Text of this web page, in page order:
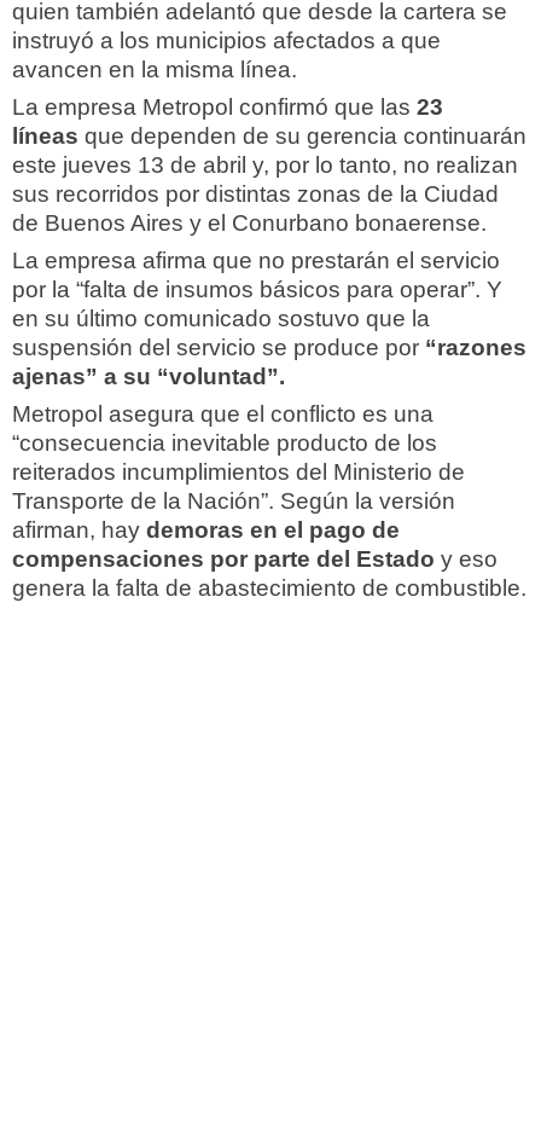
quien también adelantó que desde la cartera se
instruyó a los municipios afectados a que
avancen en la misma línea.
La empresa Metropol confirmó que las 23
líneas que dependen de su gerencia continuarán
este jueves 13 de abril y, por lo tanto, no realizan
sus recorridos por distintas zonas de la Ciudad
de Buenos Aires y el Conurbano bonaerense.
La empresa afirma que no prestarán el servicio
por la “falta de insumos básicos para operar”. Y
en su último comunicado sostuvo que la
suspensión del servicio se produce por “razones
ajenas” a su “voluntad”.
Metropol asegura que el conflicto es una
“consecuencia inevitable producto de los
reiterados incumplimientos del Ministerio de
Transporte de la Nación”. Según la versión
afirman, hay demoras en el pago de
compensaciones por parte del Estado y eso
genera la falta de abastecimiento de combustible.